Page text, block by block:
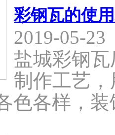
彩钢瓦的使
2019-05-23
盐城彩钢
制作工艺
色各样，